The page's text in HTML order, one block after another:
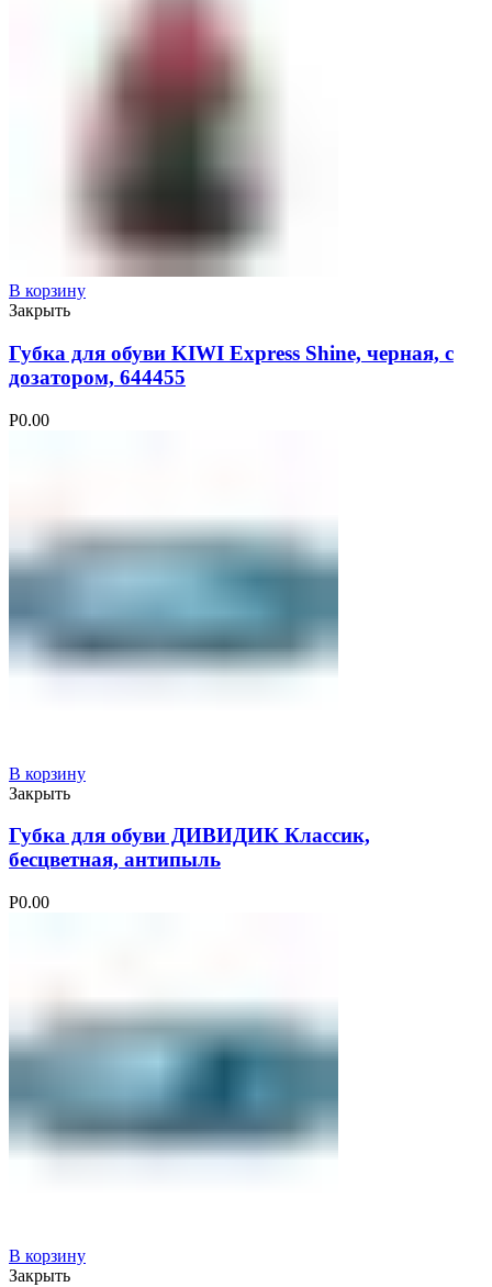
В корзину
Закрыть
Губка для обуви KIWI Express Shine, черная, с
дозатором, 644455
Р0.00
В корзину
Закрыть
Губка для обуви ДИВИДИК Классик,
бесцветная, антипыль
Р0.00
В корзину
Закрыть